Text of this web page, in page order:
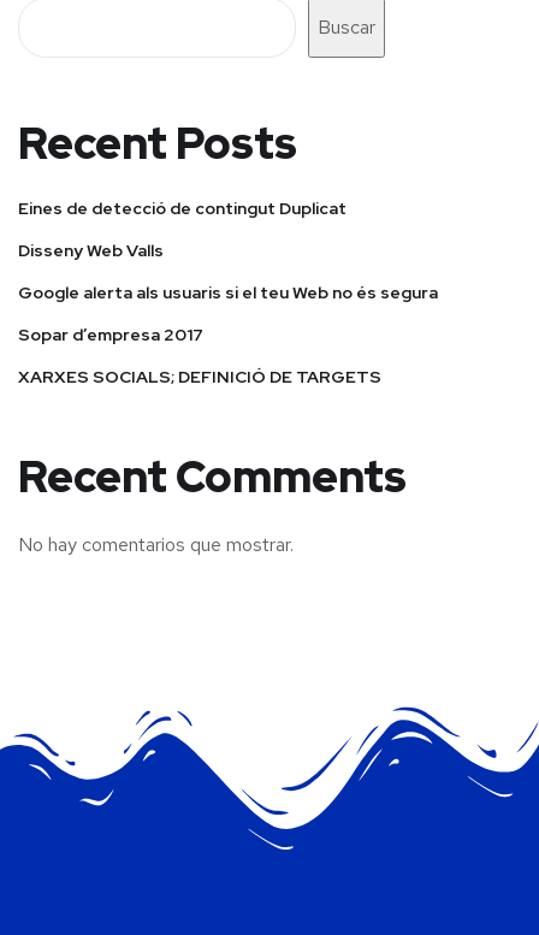
Buscar
Recent Posts
Eines de detecció de contingut Duplicat
Disseny Web Valls
Google alerta als usuaris si el teu Web no és segura
Sopar d’empresa 2017
XARXES SOCIALS; DEFINICIÓ DE TARGETS
Recent Comments
No hay comentarios que mostrar.